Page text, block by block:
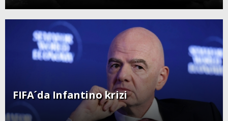
FIFA´da Infantino krizi